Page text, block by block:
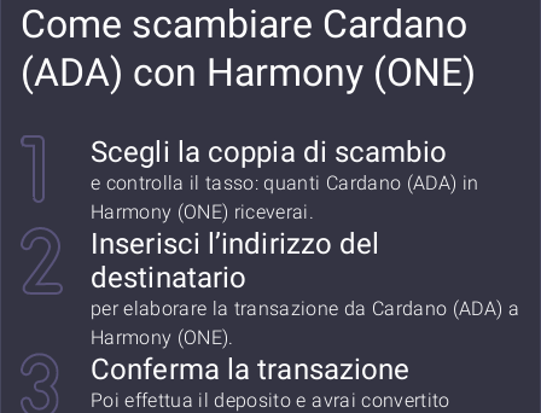
Come scambiare Cardano
(ADA) con Harmony (ONE)
Scegli la coppia di scambio
e controlla il tasso: quanti Cardano (ADA) in
Harmony (ONE) riceverai.
Inserisci l’indirizzo del
destinatario
per elaborare la transazione da Cardano (ADA) a
Harmony (ONE).
Conferma la transazione
Poi effettua il deposito e avrai convertito